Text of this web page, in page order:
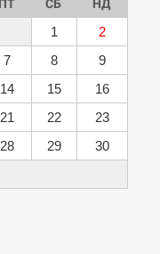
ПТ СБ НД
1
2
7 8
9
14 15
16
21 22
23
28 29
30